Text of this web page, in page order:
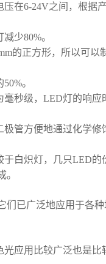
在6-24V之间，根据
少80%。
的正方形，所以可
。
秒级，LED灯的响应
管方便地通过化学
白炽灯，几只LED
。
们已广泛地应用于各种
应用比较广泛也是